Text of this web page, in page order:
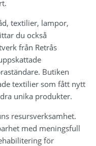
textilier, lampor,
du också
från Retrås
Butiken
textilier som fått nytt
unika produkter.
resursverksamhet.
med meningsfull
för